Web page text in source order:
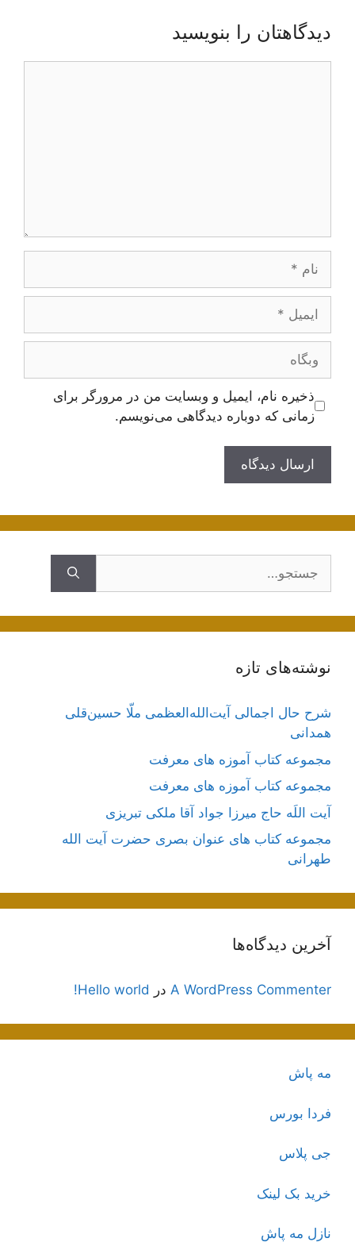
دیدگاهتان را بنویسید
وبگاه
ذخیره نام، ایمیل و وبسایت من در مرورگر برای
زمانی که دوباره دیدگاهی می‌نویسم.
نوشته‌های تازه
شرح حال اجمالی آیت‌الله‌العظمی ملّا حسین‌قلی
همدانی
مجموعه کتاب آموزه های معرفت
مجموعه کتاب آموزه های معرفت
آیت اللَه حاج میرزا جواد آقا ملکی تبریزی
مجموعه کتاب های عنوان بصری حضرت آیت الله
طهرانی
آخرین دیدگاه‌ها
A WordPress Commenter در Hello world!
مه پاش
فردا بورس
جی پلاس
خرید بک لینک
نازل مه پاش